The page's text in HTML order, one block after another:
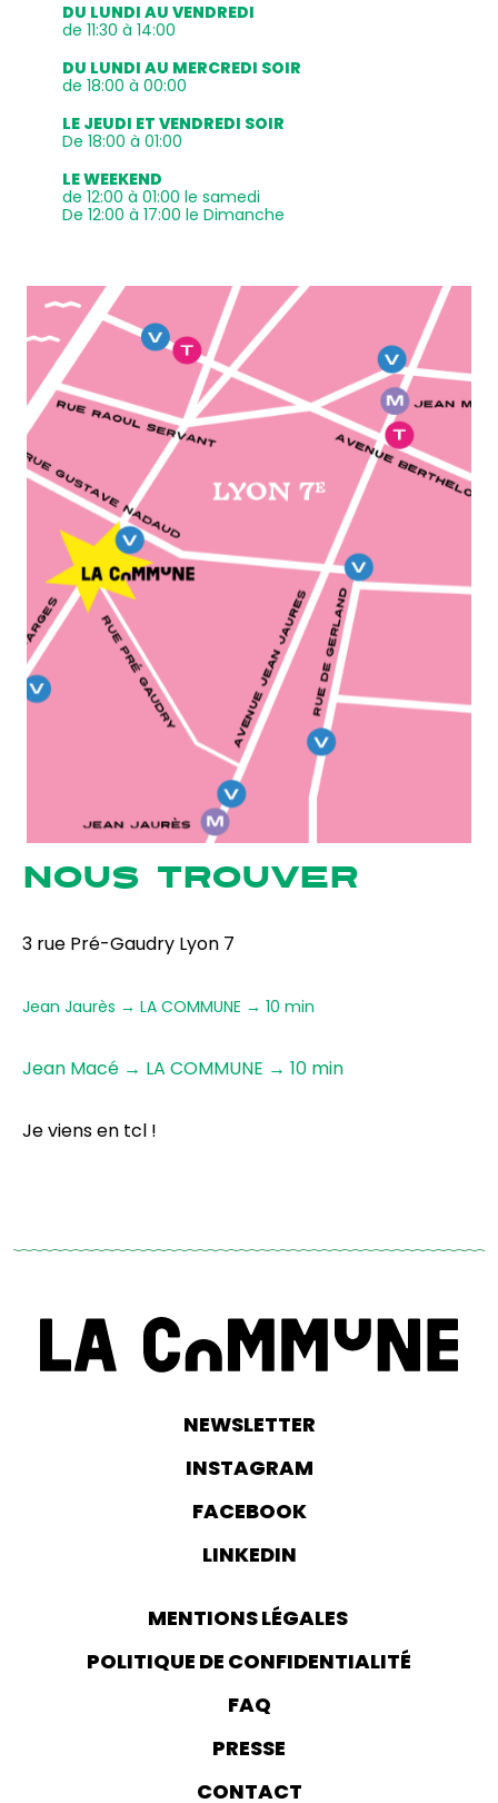
DU LUNDI AU VENDREDI
de 11:30 à 14:00
DU LUNDI AU MERCREDI SOIR
de 18:00 à 00:00
LE JEUDI ET VENDREDI SOIR
De 18:00 à 01:00
LE WEEKEND
de 12:00 à 01:00 le samedi
De 12:00 à 17:00 le Dimanche
NOUS TROUVER
3 rue Pré-Gaudry Lyon 7
Jean Jaurès → LA COMMUNE → 10 min
Jean Macé → LA COMMUNE → 10 min
Je viens en tcl !
NEWSLETTER
INSTAGRAM
FACEBOOK
LINKEDIN
MENTIONS LÉGALES
POLITIQUE DE CONFIDENTIALITÉ
FAQ
PRESSE
CONTACT